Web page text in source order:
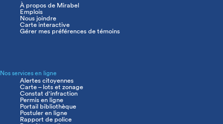
Navigation
principale
À propos de Mirabel
Emplois
Nous joindre
Carte interactive
Gérer mes préférences de témoins
Nos services en ligne
Alertes citoyennes
Carte – lots et zonage
Constat d'infraction
Permis en ligne
Portail bibliothèque
Postuler en ligne
Rapport de police